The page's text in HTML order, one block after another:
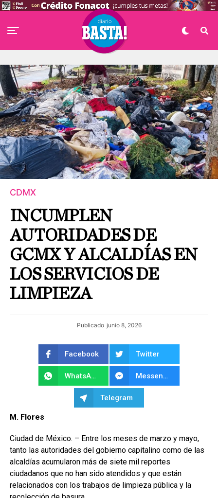
CDMX
INCUMPLEN
AUTORIDADES DE
GCMX Y ALCALDÍAS EN
LOS SERVICIOS DE
LIMPIEZA
Publicado junio 8, 2026
Facebook Twitter
WhatsApp Messenger
Telegram
M. Flores
Ciudad de México. – Entre los meses de marzo y mayo,
tanto las autoridades del gobierno capitalino como de las
alcaldías acumularon más de siete mil reportes
ciudadanos que no han sido atendidos y que están
relacionados con los trabajos de limpieza pública y la